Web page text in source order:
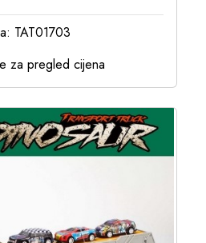
TAT01703
za pregled cijena